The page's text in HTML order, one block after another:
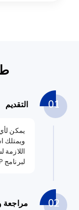
01 التقديم
ويمتلك
اللازمة
لبرنامج iMile CSP.
02 مراجعة